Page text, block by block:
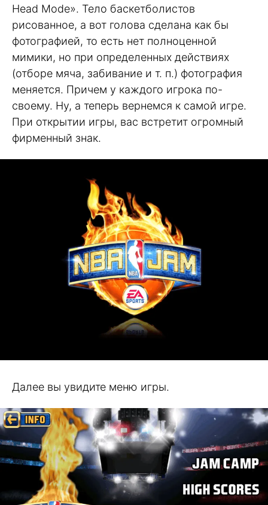
Head Mode». Тело баскетболистов
рисованное, а вот голова сделана как бы
фотографией, то есть нет полноценной
мимики, но при определенных действиях
(отборе мяча, забивание и т. п.) фотография
меняется. Причем у каждого игрока по-
своему. Ну, а теперь вернемся к самой игре.
При открытии игры, вас встретит огромный
фирменный знак.
Далее вы увидите меню игры.